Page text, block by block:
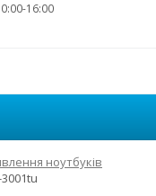
16:00
ноутбуків